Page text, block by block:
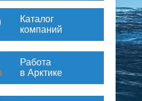
Каталог
компаний
Работа
в Арктике